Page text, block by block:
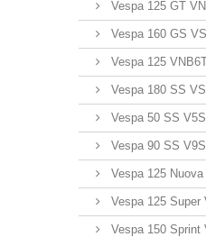
Vespa 125 GT
Vespa 160 GS
Vespa 125
Vespa 180 SS
Vespa 50 SS
Vespa 90 SS
Vespa 125
Vespa 125 Super
Vespa 150 Sprint